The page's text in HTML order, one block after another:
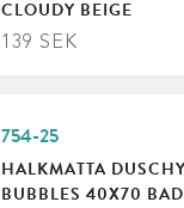
CLOUDY BEIGE
139 SEK
754-25
HALKMATTA DUSCHY
BUBBLES 40X70